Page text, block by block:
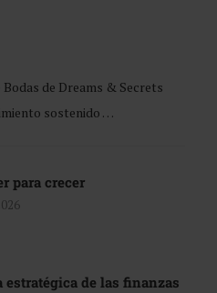
de Dreams & Secrets
sostenido …
para crecer
estratégica de las finanzas